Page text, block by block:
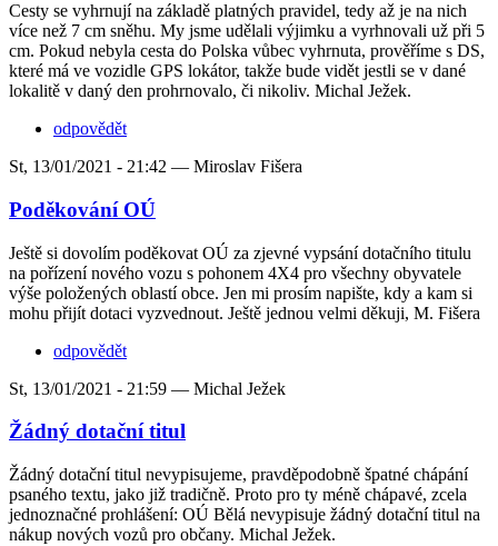
Cesty se vyhrnují na základě platných pravidel, tedy až je na nich
více než 7 cm sněhu. My jsme udělali výjimku a vyrhnovali už při 5
cm. Pokud nebyla cesta do Polska vůbec vyhrnuta, prověříme s DS,
které má ve vozidle GPS lokátor, takže bude vidět jestli se v dané
lokalitě v daný den prohrnovalo, či nikoliv. Michal Ježek.
odpovědět
St, 13/01/2021 - 21:42 — Miroslav Fišera
Poděkování OÚ
Ještě si dovolím poděkovat OÚ za zjevné vypsání dotačního titulu
na pořízení nového vozu s pohonem 4X4 pro všechny obyvatele
výše položených oblastí obce. Jen mi prosím napište, kdy a kam si
mohu přijít dotaci vyzvednout. Ještě jednou velmi děkuji, M. Fišera
odpovědět
St, 13/01/2021 - 21:59 — Michal Ježek
Žádný dotační titul
Žádný dotační titul nevypisujeme, pravděpodobně špatné chápání
psaného textu, jako již tradičně. Proto pro ty méně chápavé, zcela
jednoznačné prohlášení: OÚ Bělá nevypisuje žádný dotační titul na
nákup nových vozů pro občany. Michal Ježek.